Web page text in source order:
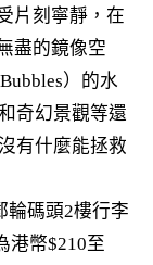
片刻寧靜，在
盡的鏡像空
）的水
奇幻景觀等還
有什麼能拯救
輪碼頭2樓行李
港幣$210至